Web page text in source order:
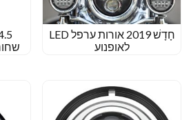
חָדָשׁ 2019 אורות ערפל LED
לאופנוע